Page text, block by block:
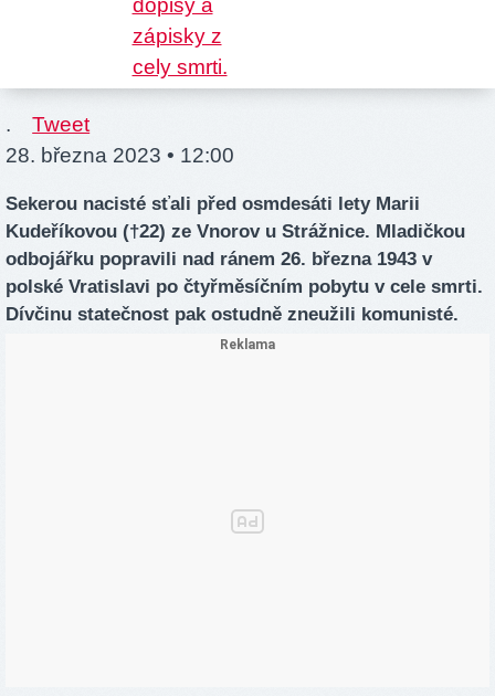
.
Tweet
28. března 2023 • 12:00
Sekerou nacisté sťali před osmdesáti lety Marii
Kudeříkovou (†22) ze Vnorov u Strážnice. Mladičkou
odbojářku popravili nad ránem 26. března 1943 v
polské Vratislavi po čtyřměsíčním pobytu v cele smrti.
Dívčinu statečnost pak ostudně zneužili komunisté.